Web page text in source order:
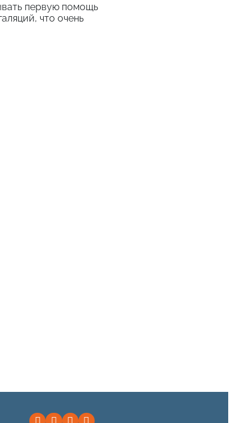
первую помощь
что очень